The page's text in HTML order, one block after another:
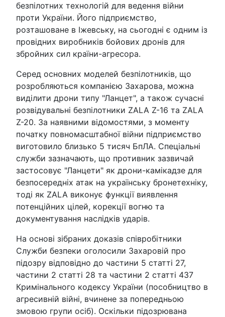
безпілотних технологій для ведення війни
проти України. Його підприємство,
розташоване в Іжевську, на сьогодні є одним із
провідних виробників бойових дронів для
збройних сил країни-агресора.
Серед основних моделей безпілотників, що
розробляються компанією Захарова, можна
виділити дрони типу "Ланцет", а також сучасні
розвідувальні безпілотники ZALA Z-16 та ZALA
Z-20. За наявними відомостями, з моменту
початку повномасштабної війни підприємство
виготовило близько 5 тисяч БпЛА. Спеціальні
служби зазначають, що противник зазвичай
застосовує "Ланцети" як дрони-камікадзе для
безпосередніх атак на українську бронетехніку,
тоді як ZALA виконує функції виявлення
потенційних цілей, корекції вогню та
документування наслідків ударів.
На основі зібраних доказів співробітники
Служби безпеки оголосили Захаровій про
підозру відповідно до частини 5 статті 27,
частини 2 статті 28 та частини 2 статті 437
Кримінального кодексу України (пособництво в
агресивній війні, вчинене за попередньою
змовою групи осіб). Оскільки підозрювана